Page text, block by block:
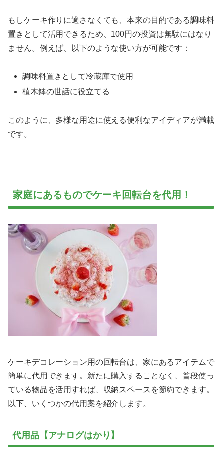
もしケーキ作りに適さなくても、本来の目的である調味料
置きとして活用できるため、100円の投資は無駄にはなり
ません。例えば、以下のような使い方が可能です：
調味料置きとして冷蔵庫で使用
植木鉢の世話に役立てる
このように、多様な用途に使える便利なアイディアが満載
です。
家庭にあるものでケーキ回転台を代用！
ケーキデコレーション用の回転台は、家にあるアイテムで
簡単に代用できます。新たに購入することなく、普段使っ
ている物品を活用すれば、収納スペースを節約できます。
以下、いくつかの代用案を紹介します。
代用品【アナログはかり】